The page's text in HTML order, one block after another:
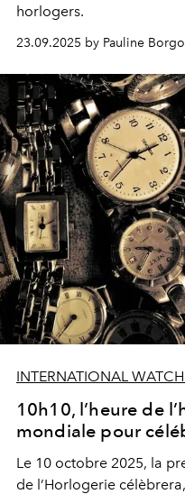
horlogers.
23.09.2025 by Pauline
INTERNATIONAL
10h10, l’heure de
mondiale pour
Le 10 octobre 2025, la
de l’Horlogerie